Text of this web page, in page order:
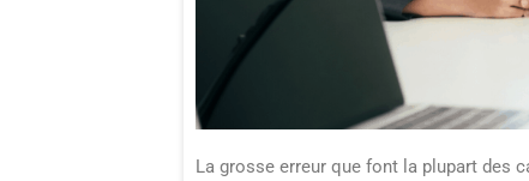
La grosse erreur que font la plupart des